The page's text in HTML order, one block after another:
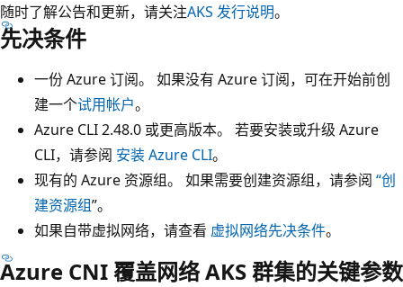
随时了解公告和更新，请关注AKS 发行说明。
先决条件
一份 Azure 订阅。 如果没有 Azure 订阅，可在开始前创
建一个试用帐户。
Azure CLI 2.48.0 或更高版本。 若要安装或升级 Azure
CLI，请参阅 安装 Azure CLI。
现有的 Azure 资源组。 如果需要创建资源组，请参阅 “创
建资源组”。
如果自带虚拟网络，请查看 虚拟网络先决条件。
Azure CNI 覆盖网络 AKS 群集的关键参数